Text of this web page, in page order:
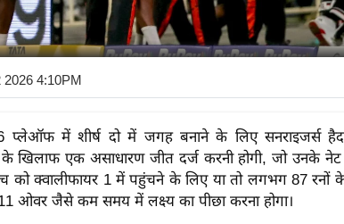
4:10PM
प्लेऑफ में शीर्ष दो में जगह बनाने के लिए सनराइजर्स
खिलाफ एक असाधारण जीत दर्ज करनी होगी, जो उनके नेट
को क्वालीफायर 1 में पहुंचने के लिए या तो लगभग 87 रनों
11 ओवर जैसे कम समय में लक्ष्य का पीछा करना होगा।